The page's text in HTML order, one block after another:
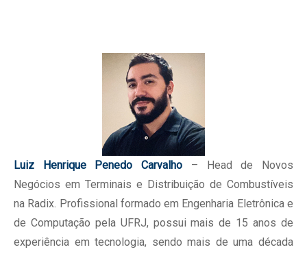
Luiz Henrique Penedo Carvalho – Head de Novos
Negócios em Terminais e Distribuição de Combustíveis
na Radix. Profissional formado em Engenharia Eletrônica e
de Computação pela UFRJ, possui mais de 15 anos de
experiência em tecnologia, sendo mais de uma década